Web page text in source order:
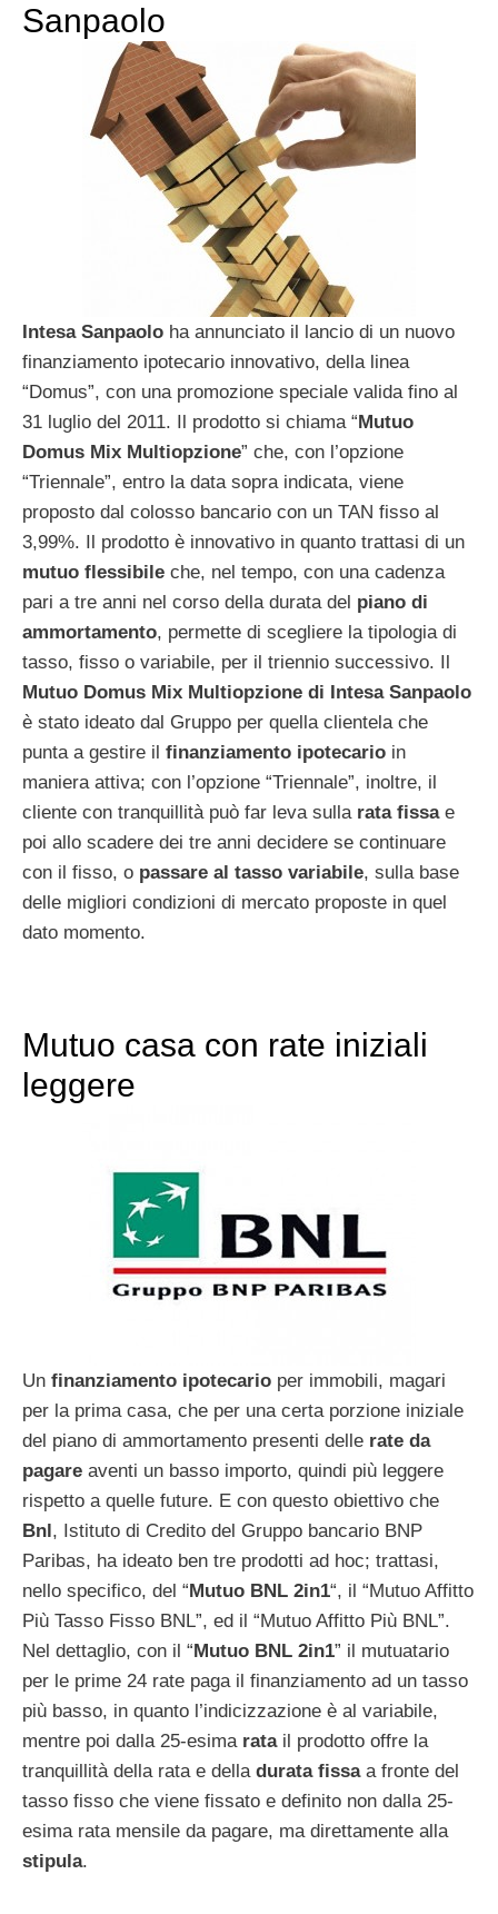
Sanpaolo
Intesa Sanpaolo ha annunciato il lancio di un nuovo
finanziamento ipotecario innovativo, della linea
“Domus”, con una promozione speciale valida fino al
31 luglio del 2011. Il prodotto si chiama “Mutuo
Domus Mix Multiopzione” che, con l’opzione
“Triennale”, entro la data sopra indicata, viene
proposto dal colosso bancario con un TAN fisso al
3,99%. Il prodotto è innovativo in quanto trattasi di un
mutuo flessibile che, nel tempo, con una cadenza
pari a tre anni nel corso della durata del piano di
ammortamento, permette di scegliere la tipologia di
tasso, fisso o variabile, per il triennio successivo. Il
Mutuo Domus Mix Multiopzione di Intesa Sanpaolo
è stato ideato dal Gruppo per quella clientela che
punta a gestire il finanziamento ipotecario in
maniera attiva; con l’opzione “Triennale”, inoltre, il
cliente con tranquillità può far leva sulla rata fissae
poi allo scadere dei tre anni decidere se continuare
con il fisso, o passare al tasso variabile, sulla base
delle migliori condizioni di mercato proposte in quel
dato momento.
Mutuo casa con rate iniziali
leggere
Un finanziamento ipotecario per immobili, magari
per la prima casa, che per una certa porzione iniziale
del piano di ammortamento presenti delle rate da
pagare aventi un basso importo, quindi più leggere
rispetto a quelle future. E con questo obiettivo che
Bnl, Istituto di Credito del Gruppo bancario BNP
Paribas, ha ideato ben tre prodotti ad hoc; trattasi,
nello specifico, del “Mutuo BNL 2in1“, il “Mutuo Affitto
Più Tasso Fisso BNL”, ed il “Mutuo Affitto Più BNL”.
Nel dettaglio, con il “Mutuo BNL 2in1” il mutuatario
per le prime 24 rate paga il finanziamento ad un tasso
più basso, in quanto l’indicizzazione è al variabile,
mentre poi dalla 25-esima ratail prodotto offre la
tranquillità della rata e della durata fissaa fronte del
tasso fisso che viene fissato e definito non dalla 25-
esima rata mensile da pagare, ma direttamente alla
stipula.